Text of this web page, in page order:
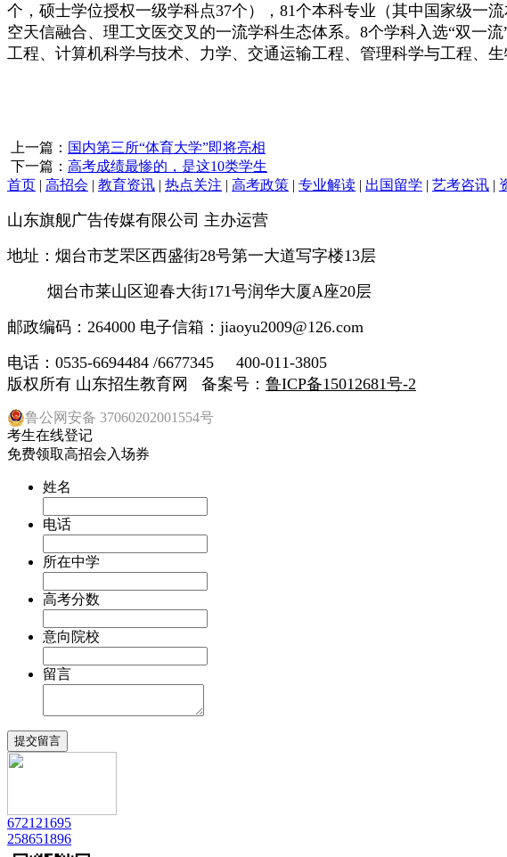
个，硕士学位授权一级学科点37个），81个本科专业（其中国家级一
空天信融合、理工文医交叉的一流学科生态体系。8个学科入选“双一
工程、计算机科学与技术、力学、交通运输工程、管理科学与工程、
上一篇： 国内第三所“体育大学”即将亮相
下一篇： 高考成绩最惨的，是这10类学生
首页 | 高招会 | 教育资讯 | 热点关注 | 高考政策 | 专业解读 | 出国留学 | 艺考咨讯 |
山东旗舰广告传媒有限公司 主办运营
地址：烟台市芝罘区西盛街28号第一大道写字楼13层
烟台市莱山区迎春大街171号润华大厦A座20层
邮政编码：264000 电子信箱：jiaoyu2009@126.com
电话：0535-6694484 /6677345 400-011-3805
版权所有 山东招生教育网 备案号： 鲁ICP备15012681号-2
鲁公网安备 37060202001554号
考生在线登记
免费领取高招会入场券
姓名
电话
所在中学
高考分数
意向院校
留言
672121695
258651896